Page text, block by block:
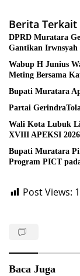
Berita Terkait
DPRD Muratara
Gantikan
Wabup H Junius
Meting Bersama
Bupati Muratara
Partai
Wali Kota Lubuk
XVIII APEKSI 2026
Bupati Muratara
Program PICT
Post Views:
Baca Juga